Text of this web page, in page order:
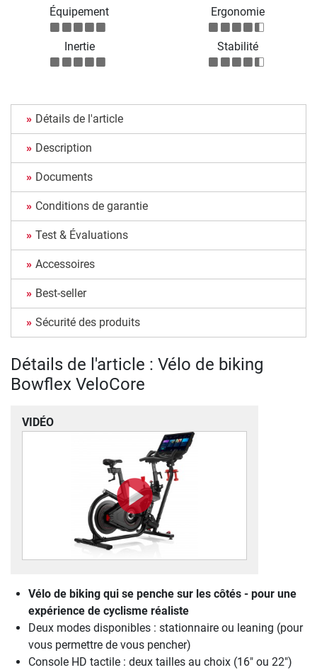
Équipement
Ergonomie
Inertie Stabilité
Détails de l'article
Description
Documents
Conditions de garantie
Test & Évaluations
Accessoires
Best-seller
Sécurité des produits
Détails de l'article : Vélo de biking
Bowflex VeloCore
VIDÉO
Vélo de biking qui se penche sur les côtés - pour une
expérience de cyclisme réaliste
Deux modes disponibles : stationnaire ou leaning (pour
vous permettre de vous pencher)
Console HD tactile : deux tailles au choix (16" ou 22")